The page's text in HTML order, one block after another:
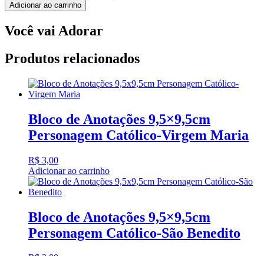
Adicionar ao carrinho
Você vai Adorar
Produtos relacionados
Bloco de Anotações 9,5×9,5cm
Personagem Católico-Virgem Maria
R$ 3,00
Adicionar ao carrinho
Bloco de Anotações 9,5×9,5cm
Personagem Católico-São Benedito